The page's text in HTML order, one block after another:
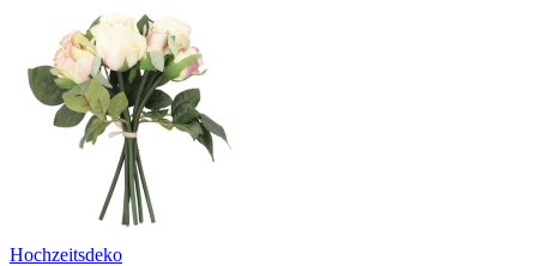
Hochzeitsdeko